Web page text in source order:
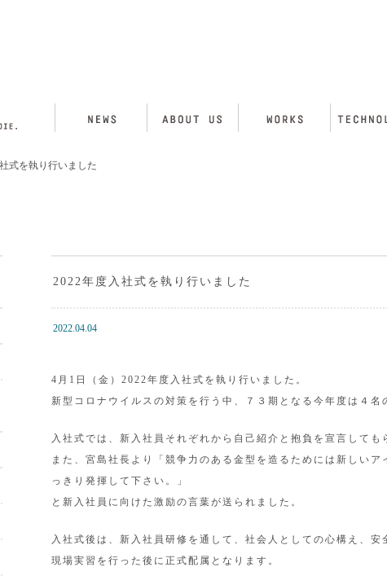
式を執り行いました
2022年度入社式を執り行いました
2022.04.04
4月1日（金）2022年度入社式を執り行いました。
新型コロナウイルスの対策を行う中、７３期となる今年度は４名
入社式では、新入社員それぞれから自己紹介と抱負を宣言しても
また、宮島社長より「競争力のある金型を造るためには新しい
っきり発揮して下さい。」
と新入社員に向けた激励の言葉が送られました。
入社式後は、新入社員研修を通して、社会人としての心構え、安
現場実習を行った後に正式配属となります。